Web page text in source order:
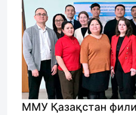
ММУ Қазақстан